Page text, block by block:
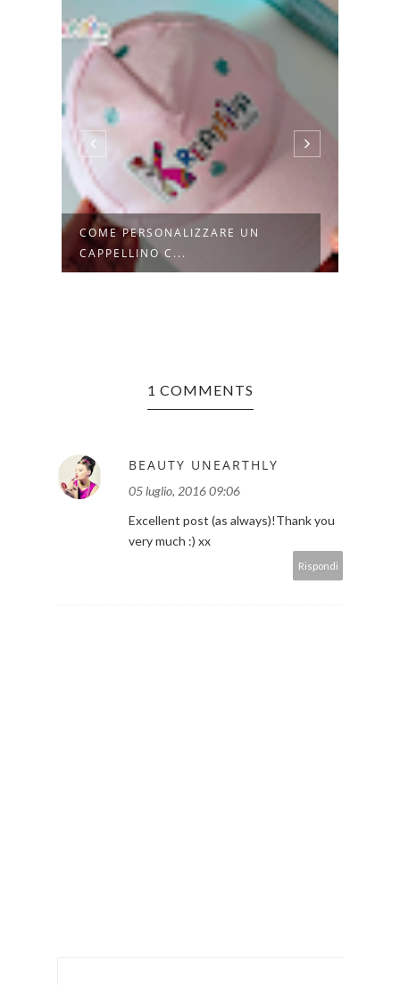
COME PERSONALIZZARE UN
CAPPELLINO C...
1 COMMENTS
BEAUTY UNEARTHLY
05 luglio, 2016 09:06
Excellent post (as always)!Thank you
very much :) xx
Rispondi